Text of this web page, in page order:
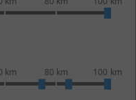
km 80 km 100 km